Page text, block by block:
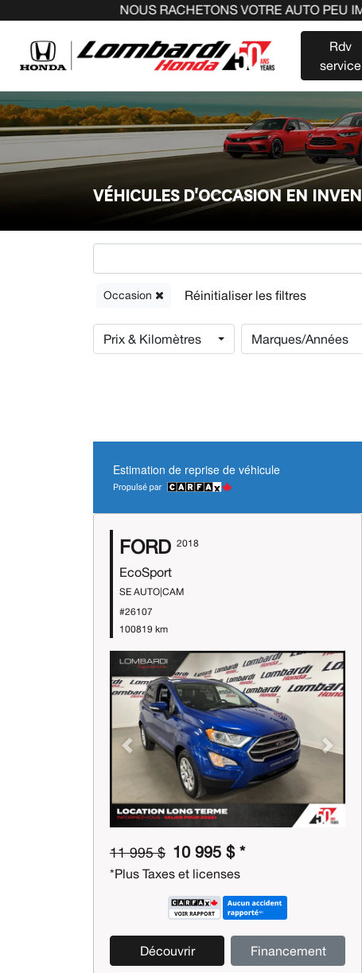
NOUS RACHETONS VOTRE AUTO PEU IMPORTE LA
Rdv
service
VÉHICULES D'OCCASION EN
Occasion
Prix & Kilomètres Marques/Années
Estimation de reprise de véhicule
FORD 2018
EcoSport
SE AUTO|CAM
#26107
100819 km
Previous Next
11 995 $ 10 995 $ *
*Plus Taxes et licenses
Découvrir Financement